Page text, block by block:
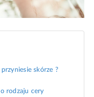
skórze ?
rodzaju cery